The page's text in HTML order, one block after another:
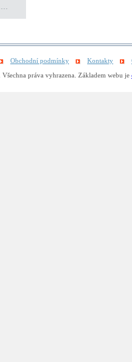
Obchodní podmínky Kontakty
práva vyhrazena. Základem webu je